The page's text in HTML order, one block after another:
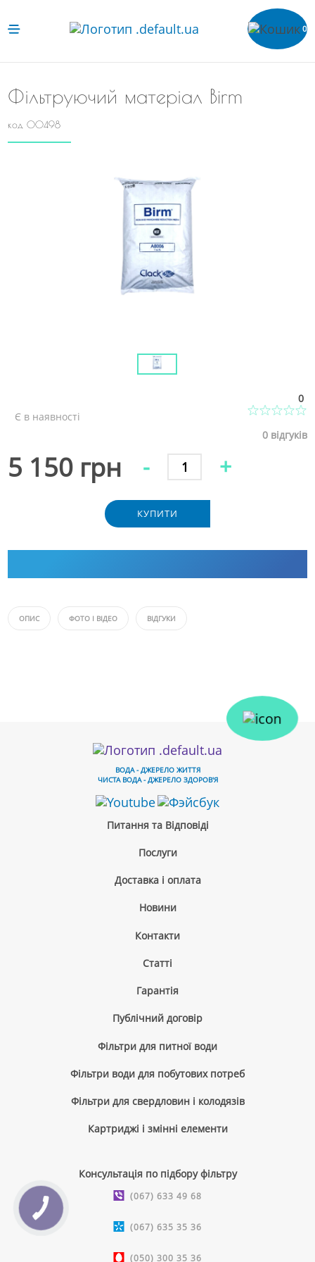
0
Фільтруючий матеріал Birm
код 00498
Є в наявності
0
0відгуків
5 150 грн - +
КУПИТИ
ОПИС ФОТО І ВІДЕО ВІДГУКИ
ВОДА - ДЖЕРЕЛО ЖИТТЯ
ЧИСТА ВОДА - ДЖЕРЕЛО ЗДОРОВ'Я
Питання та Відповіді
Послуги
Доставка і оплата
Новини
Контакти
Cтатті
Гарантія
Публічний договір
Фільтри для питної води
Фільтри води для побутових потреб
Фільтри для свердловин і колодязів
Картриджі і змінні елементи
Консультація по підбору фільтру
(067) 633 49 68
(067) 635 35 36
(050) 300 35 36